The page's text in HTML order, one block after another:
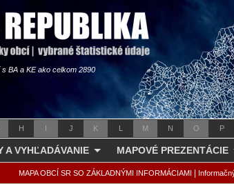
BA a KE ako celkom 2890
H I J K L M N O P
A VYHĽADÁVANIE MAPOVÉ PREZENTÁCIE
MAPA OBCÍ SR SO ZÁKLADNÝMI INFORMÁCIAMI